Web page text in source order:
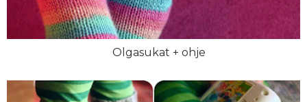
Olgasukat + ohje